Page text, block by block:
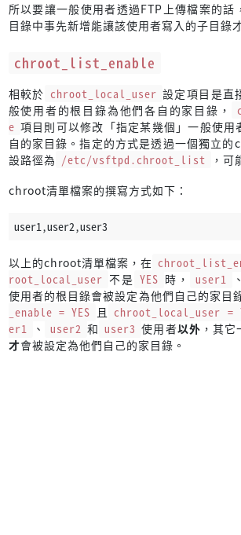
所以要讓一般使用者透過FTP上傳檔案的話
目錄中事先新增能讓該使用者寫入的子目錄
chroot_list_enable
相較於 chroot_local_user 設定項目是直
般使用者的根目錄為他們各自的家目錄，
e 項目則可以修改「指定某幾個」一般使用
自的家目錄。指定的方式是透過一個獨立
設路徑為 /etc/vsftpd.chroot_list
，可
chroot清單檔案的撰寫方式如下：
user1,user2,user3
以上的chroot清單檔案，在
root_local_user 不是 YES 時， user1 、
使用者的根目錄會被設定為他們自己的家目
_enable = YES 且 chroot_local_user =
er1
、 user2 和 user3 使用者以外 ，其
才會被設定為他們自己的家目錄。